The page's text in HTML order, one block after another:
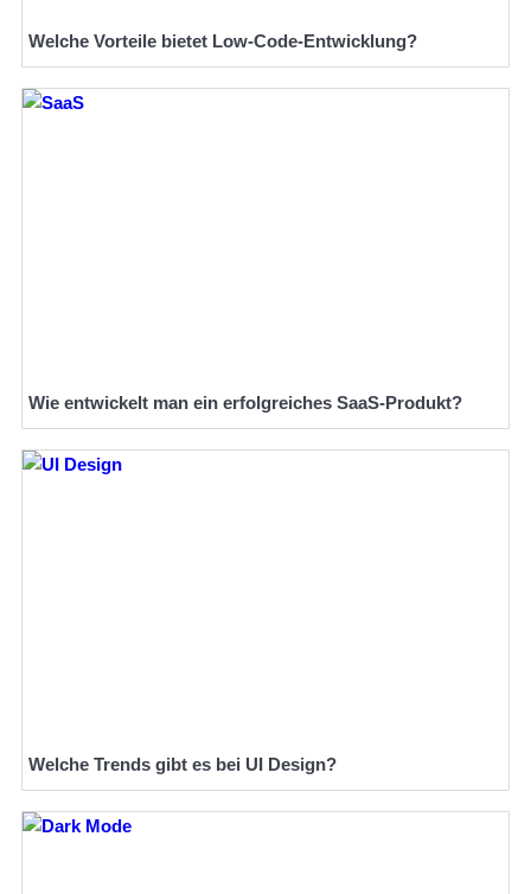
Welche Vorteile bietet Low-Code-Entwicklung?
Wie entwickelt man ein erfolgreiches SaaS-Produkt?
Welche Trends gibt es bei UI Design?